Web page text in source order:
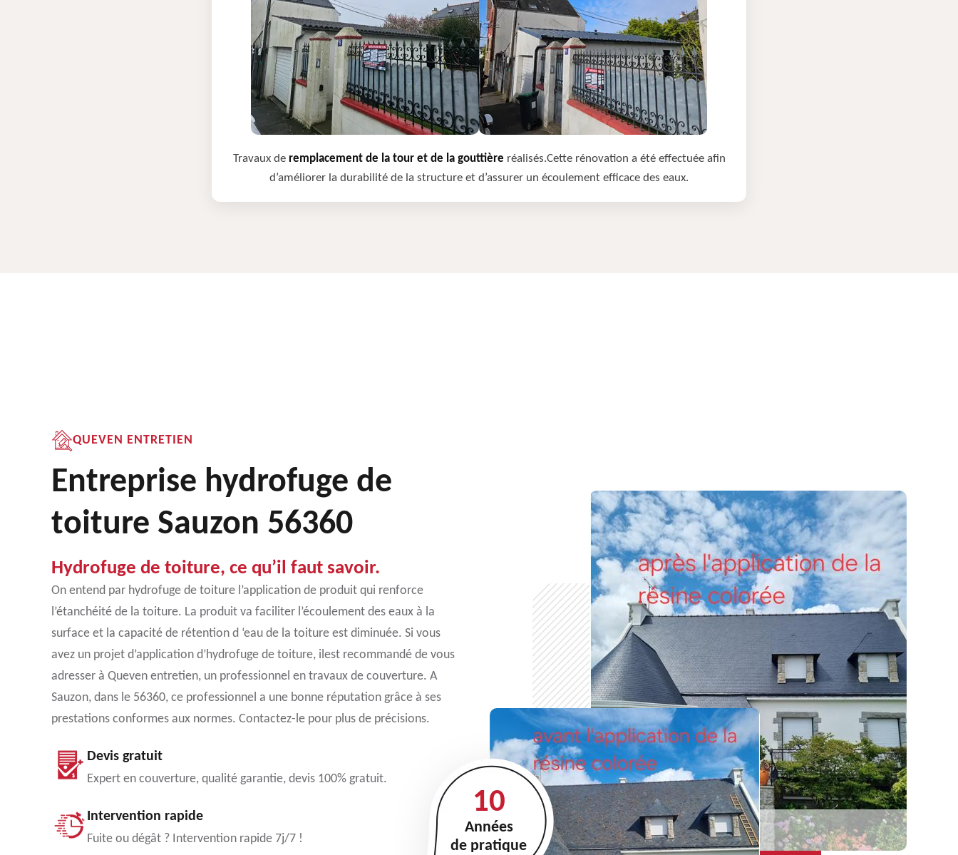
Travaux de remplacement de la tour et de la gouttière réalisés.Cette rénovation a été effectuée afin
d’améliorer la durabilité de la structure et d’assurer un écoulement efficace des eaux.
QUEVEN ENTRETIEN
Entreprise hydrofuge de
toiture Sauzon 56360
Hydrofuge de toiture, ce qu’il faut savoir.
On entend par hydrofuge de toiture l’application de produit qui renforce
l’étanchéité de la toiture. La produit va faciliter l’écoulement des eaux à la
surface et la capacité de rétention d ‘eau de la toiture est diminuée. Si vous
avez un projet d’application d’hydrofuge de toiture, ilest recommandé de vous
adresser à Queven entretien, un professionnel en travaux de couverture. A
Sauzon, dans le 56360, ce professionnel a une bonne réputation grâce à ses
prestations conformes aux normes. Contactez-le pour plus de précisions.
Devis gratuit
Expert en couverture, qualité garantie, devis 100% gratuit.
Intervention rapide
Fuite ou dégât ? Intervention rapide 7j/7 !
10
Années
de pratique